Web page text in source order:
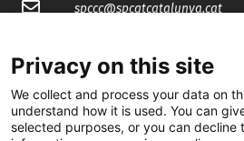
spccc@spcgtcatalunya.cat
@CGTCatalunya
Privacy on this site
We collect and process your data on
understand how it is used. You can
selected purposes, or you can decline